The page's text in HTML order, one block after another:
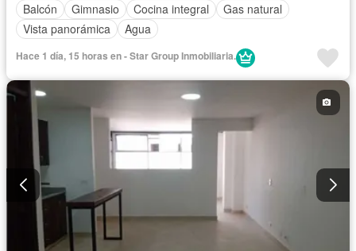
Balcón
Gimnasio Cocina integral
Gas natural
Vista panorámica
Agua
Hace 1 día, 15 horas en - Star Group Inmobiliaria.